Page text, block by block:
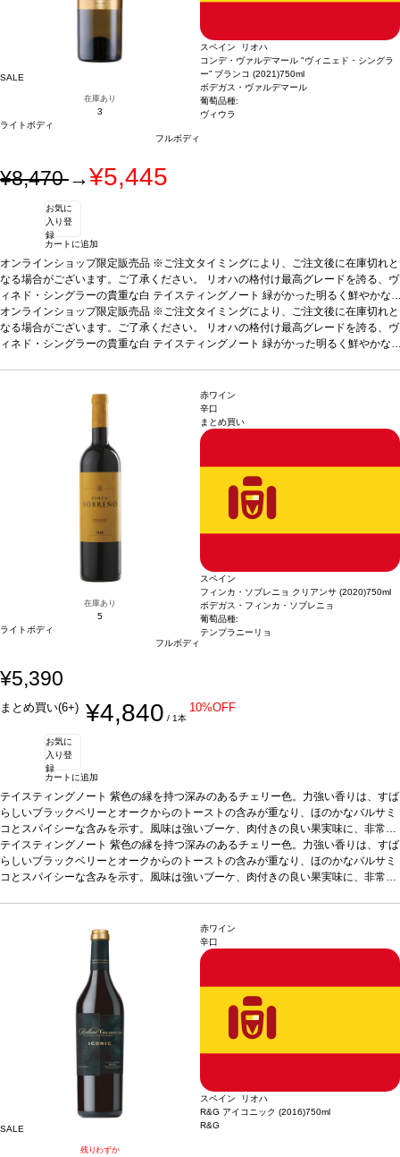
SALE
在庫あり
3
ライトボディ
フルボディ
スペイン リオハ
コンデ・ヴァルデマール "ヴィニェド・シングラ
ー” ブランコ (2021)750ml
ボデガス・ヴァルデマール
葡萄品種:
ヴィウラ
¥8,470→¥5,445
お気に
入り登
録
カートに追加
オンラインショップ限定販売品 ※ご注文タイミングにより、ご注文後に在庫切れと
なる場合がございます。ご了承ください。 リオハの格付け最高グレードを誇る、ヴ
ィネド・シングラーの貴重な白 テイスティングノート 緑がかった明るく鮮やかな
麦わら色。アカシアのような白い花と、メロンや洋ナシのような白果実の凝縮した
アロマを示す。スモーキーさも含み、ヘーゼルナッツのような繊細な香りを背景に
感じる。フルボディ、味わいは深く複雑でリッチ、石灰岩土壌からの特徴的な塩味
葡萄品種
オンラインショップ限定販売品 ※ご注文タイミングにより、ご注文後に在庫切れと
なる場合がございます。ご了承ください。 リオハの格付け最高グレードを誇る、ヴ
ィネド・シングラーの貴重な白 テイスティングノート 緑がかった明るく鮮やかな
感じる。フルボディ、味わいは深く複雑でリッチ、石灰岩土壌からの特徴的な塩味
を持つ。素晴らしくエレガントで、長い余韻が続く。
ラ、貝類などの前菜、白身肉、ホワイトソースのパスタ、ロースト野菜、リゾット
葡萄品種
在庫あり
5
ライトボディ
フルボディ
赤ワイン
辛口
まとめ買い
スペイン
フィンカ・ソブレニョ クリアンサ (2020)750ml
ボデガス・フィンカ・ソブレニョ
葡萄品種:
テンプラニーリョ
¥5,390
まとめ買い(6+) ¥4,840 / 1本
10%OFF
お気に
入り登
録
カートに追加
テイスティングノート 紫色の縁を持つ深みのあるチェリー色。力強い香りは、すば
らしいブラックベリーとオークからのトーストの含みが重なり、ほのかなバルサミ
コとスパイシーな含みを示す。風味は強いブーケ、肉付きの良い果実味に、非常に
滑らかで熟成したタンニンを持ち、長い余韻の後味を持つ。合う料理赤身肉やラ
ム（ロースト/ソース添え）、ジビエ、チーズやソースを添えた魚介類料理などと好
相性葡萄品種100% ティンタ・デ・トロ（テンプラリーニョ）*本ヴィンテージが
テイスティングノート 紫色の縁を持つ深みのあるチェリー色。力強い香りは、すば
らしいブラックベリーとオークからのトーストの含みが重なり、ほのかなバルサミ
コとスパイシーな含みを示す。風味は強いブーケ、肉付きの良い果実味に、非常に
100% ティンタ・デ・トロ（テンプラリーニョ）
在庫切れの場合、在庫があり価格が同様の場合は自動的に次のヴィンテージに変更
されます、ご了承ください。
SALE
残りわずか
赤ワイン
辛口
スペイン リオハ
R&G アイコニック (2016)750ml
R&G